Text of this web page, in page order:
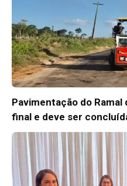
Pavimentação do Ramal
final e deve ser